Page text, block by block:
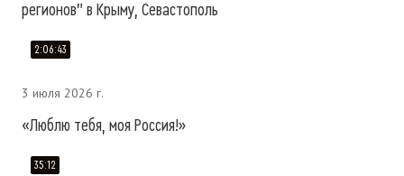
регионов" в Крыму, Севастополь
2:06:43
3 июля 2026 г.
«Люблю тебя, моя Россия!»
35:12